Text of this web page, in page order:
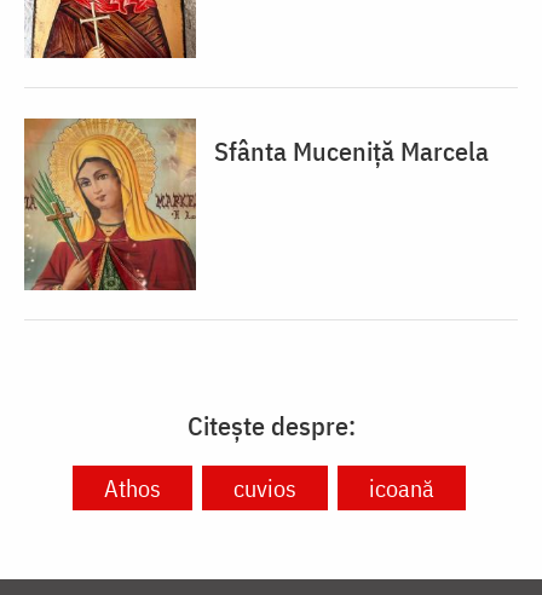
Sfânta Muceniță Marcela
Citește despre:
Athos cuvios icoană